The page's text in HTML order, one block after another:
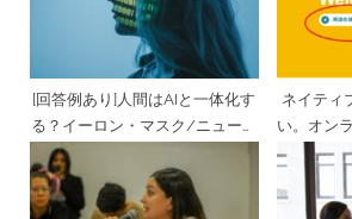
:
[回答例あり]人間はAIと一体化す
る？イーロン・マスク/ニューラ
リンク社脳内デバイス埋め込み
のニュースから/英検1級筆記・
面接対策 トピック[科学・技術]
ネイティ
い。オン
ネ